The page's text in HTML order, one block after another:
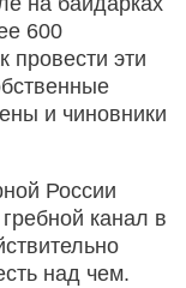
600
провести эти
и чиновники
России
канал в
над чем.